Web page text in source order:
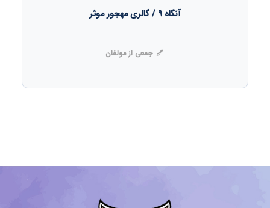
آنگاه 9 / گالری مهجور موثر
جمعی از مولفان